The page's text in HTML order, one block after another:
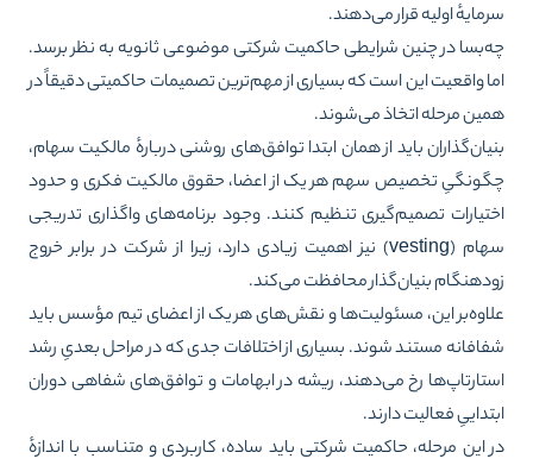
اولیه قرار می‌دهند.
در چنین شرایطی حاکمیت شرکتی موضوعی ثانویه به نظر برسد.
واقعیت این است که بسیاری از مهم‌ترین تصمیمات حاکمیتی دقیقاً در
مرحله اتخاذ می‌شوند.
باید از همان ابتدا توافق‌های روشنی دربارهٔ مالکیت سهام،
تخصیص سهم هر یک از اعضا، حقوق مالکیت فکری و حدود
تصمیم‌گیری تنظیم کنند. وجود برنامه‌های واگذاری تدریجی
سهام (vesting) نیز اهمیت زیادی دارد، زیرا از شرکت در برابر خروج
بنیان‌گذار محافظت می‌کند.
این، مسئولیت‌ها و نقش‌های هر یک از اعضای تیم مؤسس باید
مستند شوند. بسیاری از اختلافات جدی که در مراحل بعدیِ رشد
رخ می‌دهند، ریشه در ابهامات و توافق‌های شفاهی دوران
فعالیت دارند.
این مرحله، حاکمیت شرکتی باید ساده، کاربردی و متناسب با اندازهٔ